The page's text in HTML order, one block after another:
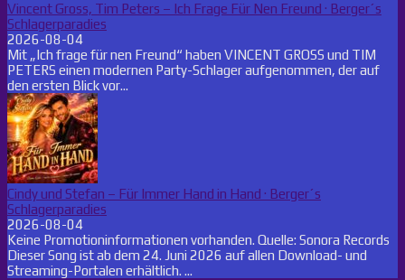
Vincent Gross, Tim Peters – Ich Frage Für Nen Freund · Berger´s
Schlagerparadies
2026-08-04
Mit „Ich frage für nen Freund“ haben VINCENT GROSS und TIM
PETERS einen modernen Party-Schlager aufgenommen, der auf
den ersten Blick vor...
Cindy und Stefan – Für Immer Hand in Hand · Berger´s
Schlagerparadies
2026-08-04
Keine Promotioninformationen vorhanden. Quelle: Sonora Records
Dieser Song ist ab dem 24. Juni 2026 auf allen Download- und
Streaming-Portalen erhältlich. ...